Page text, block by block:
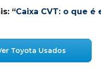
“Caixa CVT: o que é
Toyota Usados